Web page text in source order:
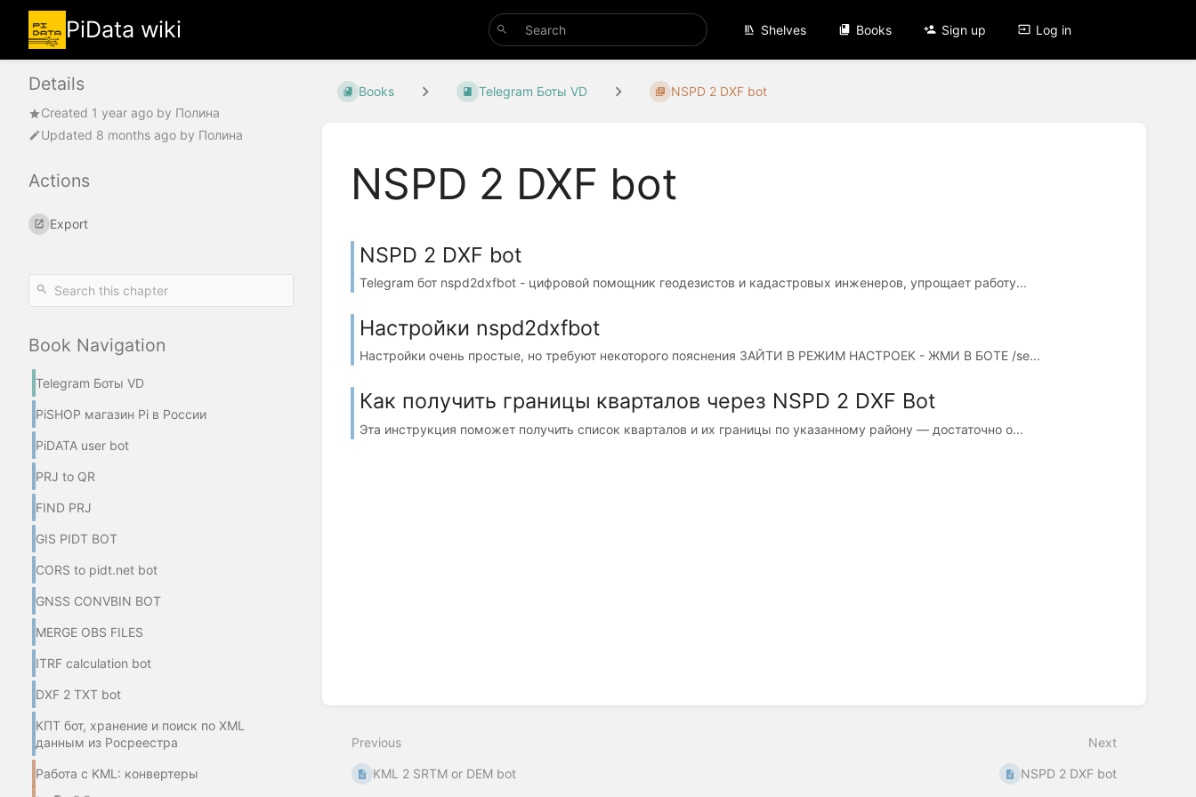
PiData wiki Shelves Books Sign up Log in
Details
Created 1 year ago by Полина
Updated 8 months ago by Полина
Actions
Export
Book Navigation
Telegram Боты VD
PiSHOP магазин Pi в России
PiDATA user bot
PRJ to QR
FIND PRJ
GIS PIDT BOT
CORS to pidt.net bot
GNSS CONVBIN BOT
MERGE OBS FILES
ITRF calculation bot
DXF 2 TXT bot
КПТ бот, хранение и поиск по XML
данным из Росреестра
Работа с KML: конвертеры
Books Telegram Боты VD NSPD 2 DXF bot
NSPD 2 DXF bot
NSPD 2 DXF bot
Telegram бот nspd2dxfbot - цифровой помощник геодезистов и кадастровых инженеров, упрощает работу...
Настройки nspd2dxfbot
Настройки очень простые, но требуют некоторого пояснения ЗАЙТИ В РЕЖИМ НАСТРОЕК - ЖМИ В БОТЕ /se...
Как получить границы кварталов через NSPD 2 DXF Bot
Эта инструкция поможет получить список кварталов и их границы по указанному району — достаточно о...
Previous
KML 2 SRTM or DEM bot
Next
NSPD 2 DXF bot